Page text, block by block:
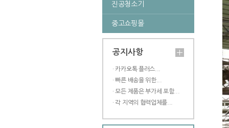
진공청소기
중고쇼핑몰
공지사항
· 카카오톡 플러스...
· 빠른 배송을 위한...
· 모든 제품은 부가세 포함...
· 각 지역의 협력업체를...